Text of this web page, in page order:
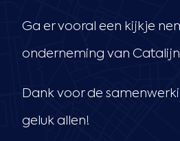
Ga er vooral een kijkje
onderneming van
Dank voor de
geluk allen!